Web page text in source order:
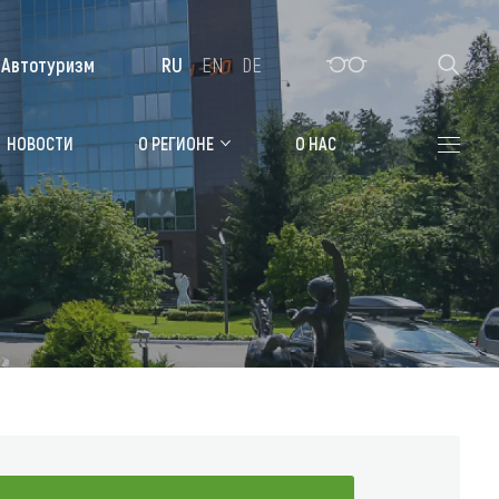
Алтайская зимовка
Где остановиться
Санатории
Гостиницы, отели
Коттеджи, базы
НОВОСТИ О РЕГИОНЕ О НАС
Автотуризм RU EN DE